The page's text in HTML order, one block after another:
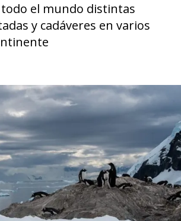
el mundo distintas
y cadáveres en varios